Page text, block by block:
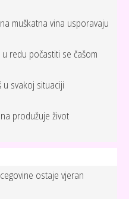
muškatna vina usporavaju
redu počastiti se čašom
svakoj situaciji
produžuje život
ostaje vjeran